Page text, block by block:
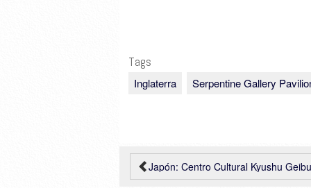
Tags
Inglaterra Serpentine Gallery
Japón: Centro Cultural Kyushu Geibunkan, Fukuoka – Kengo Kuma &